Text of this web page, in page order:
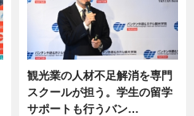
観光業の人材不足解消を専門
スクールが担う。学生の留学
サポートも行うバン…